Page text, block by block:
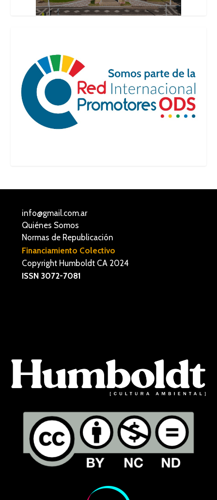
info@gmail.com.ar
Quiénes Somos
Normas de Republicación
Financiamiento Colectivo
Copyright Humboldt CA 2024
ISSN 3072-7081